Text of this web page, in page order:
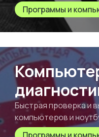
Программы и
Быстрая проверка и
компьютеров и